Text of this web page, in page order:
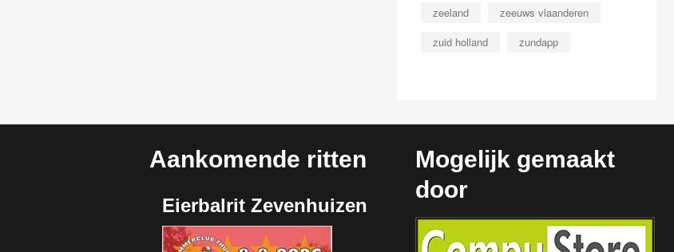
zeeland
zeeuws vlaanderen
zuid holland
zundapp
Aankomende ritten
Eierbalrit Zevenhuizen
Mogelijk gemaakt
door